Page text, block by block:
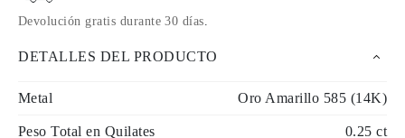
Devolución gratis durante 30 días.
DETALLES DEL PRODUCTO
Metal Oro Amarillo 585 (14K)
Peso Total en Quilates 0.25 ct